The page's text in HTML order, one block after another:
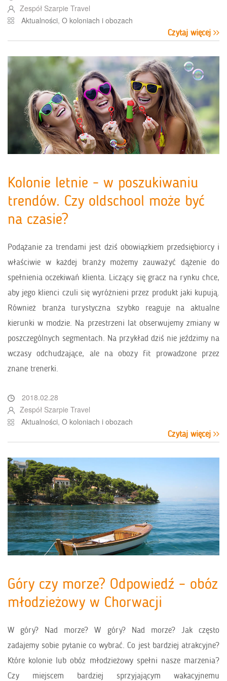
Zespół Szarpie Travel
Aktualności, O koloniach i obozach
Czytaj więcej
Kolonie letnie - w poszukiwaniu
trendów. Czy oldschool może być
na czasie?
Podążanie za trendami jest dziś obowiązkiem przedsiębiorcy i
właściwie w każdej branży możemy zauważyć dążenie do
spełnienia oczekiwań klienta. Liczący się gracz na rynku chce,
aby jego klienci czuli się wyróżnieni przez produkt jaki kupują.
Również branża turystyczna szybko reaguje na aktualne
kierunki w modzie. Na przestrzeni lat obserwujemy zmiany w
poszczególnych segmentach. Na przykład dziś nie jeździmy na
wczasy odchudzające, ale na obozy fit prowadzone przez
znane trenerki.
2018.02.28
Zespół Szarpie Travel
Aktualności, O koloniach i obozach
Czytaj więcej
Góry czy morze? Odpowiedź – obóz
młodzieżowy w Chorwacji
W góry? Nad morze? W góry? Nad morze? Jak często
zadajemy sobie pytanie co wybrać. Co jest bardziej atrakcyjne?
Które kolonie lub obóz młodzieżowy spełni nasze marzenia?
Czy miejscem bardziej sprzyjającym wakacyjnemu